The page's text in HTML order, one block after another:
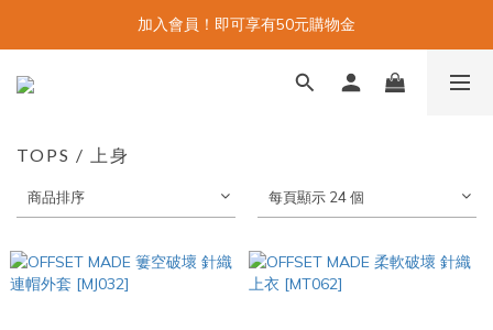
加入會員！即可享有50元購物金
TOPS / 上身
商品排序 每頁顯示 24 個